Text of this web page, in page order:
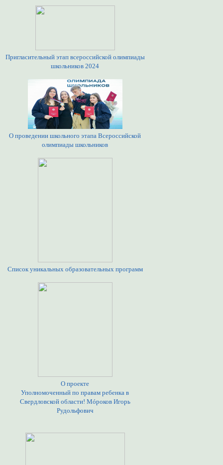
Пригласительный этап всероссийской олимпиады
школьников 2024
О проведении школьного этапа Всероссийской
олимпиады школьников
Список уникальных образовательных программ
О проекте
Уполномоченный по правам ребенка в
Свердловской области! Мóроков Игорь
Рудольфович